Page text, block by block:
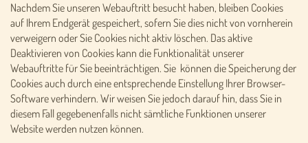
Nachdem Sie unseren Webauftritt besucht haben, bleiben Cookies
auf Ihrem Endgerät gespeichert, sofern Sie dies nicht von vornherein
verweigern oder Sie Cookies nicht aktiv löschen. Das aktive
Deaktivieren von Cookies kann die Funktionalität unserer
Webauftritte für Sie beeinträchtigen. Sie können die Speicherung der
Cookies auch durch eine entsprechende Einstellung Ihrer Browser-
Software verhindern. Wir weisen Sie jedoch darauf hin, dass Sie in
diesem Fall gegebenenfalls nicht sämtliche Funktionen unserer
Website werden nutzen können.